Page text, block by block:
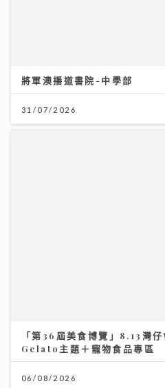
將軍澳播道書院-中學部
31/07/2026
「第36屆美食博覽」8.13灣
Gelato主題＋寵物食品專區
06/08/2026